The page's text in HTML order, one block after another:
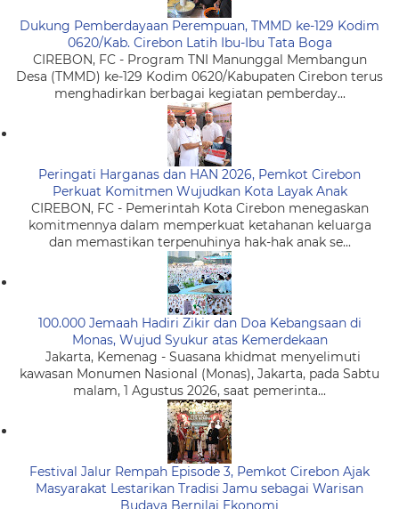
Dukung Pemberdayaan Perempuan, TMMD ke-129 Kodim
0620/Kab. Cirebon Latih Ibu-Ibu Tata Boga
CIREBON, FC - Program TNI Manunggal Membangun
Desa (TMMD) ke-129 Kodim 0620/Kabupaten Cirebon terus
menghadirkan berbagai kegiatan pemberday...
Peringati Harganas dan HAN 2026, Pemkot Cirebon
Perkuat Komitmen Wujudkan Kota Layak Anak
CIREBON, FC - Pemerintah Kota Cirebon menegaskan
komitmennya dalam memperkuat ketahanan keluarga
dan memastikan terpenuhinya hak-hak anak se...
100.000 Jemaah Hadiri Zikir dan Doa Kebangsaan di
Monas, Wujud Syukur atas Kemerdekaan
Jakarta, Kemenag - Suasana khidmat menyelimuti
kawasan Monumen Nasional (Monas), Jakarta, pada Sabtu
malam, 1 Agustus 2026, saat pemerinta...
Festival Jalur Rempah Episode 3, Pemkot Cirebon Ajak
Masyarakat Lestarikan Tradisi Jamu sebagai Warisan
Budaya Bernilai Ekonomi